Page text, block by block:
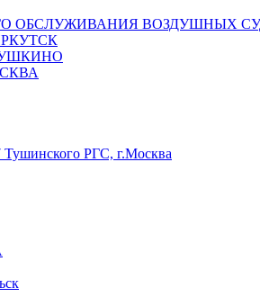
ОБСЛУЖИВАНИЯ ВОЗДУШНЫХ
РГС, г.Москва